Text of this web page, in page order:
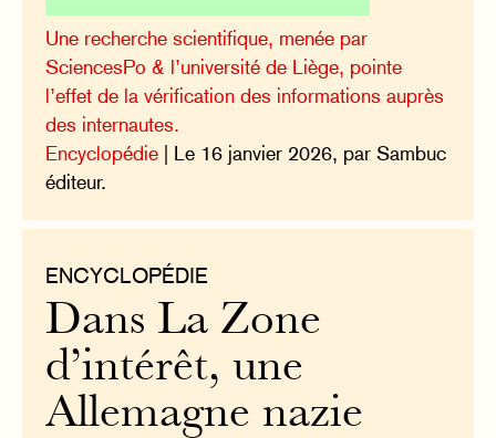
Une recherche scientifique, menée par
SciencesPo & l’université de Liège, pointe
l’effet de la vérification des informations auprès
des internautes.
Encyclopédie | Le 16 janvier 2026, par Sambuc
éditeur.
ENCYCLOPÉDIE
Dans La Zone
d’intérêt, une
Allemagne nazie